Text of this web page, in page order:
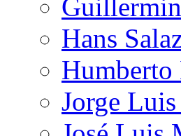
Hans
Humberto
Jorge